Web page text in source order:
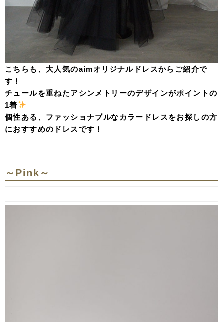
こちらも、大人気のaimオリジナルドレスからご紹介で
す！
チュールを重ねたアシンメトリーのデザインがポイントの
1着
個性ある、ファッショナブルなカラードレスをお探しの方
におすすめのドレスです！
～Pink～